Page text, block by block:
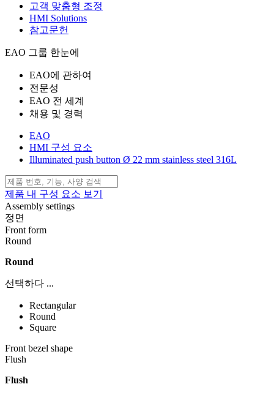
고객 맞춤형 조정
HMI Solutions
참고문헌
EAO 그룹 한눈에
EAO에 관하여
전문성
EAO 전 세계
채용 및 경력
EAO
HMI 구성 요소
Illuminated push button Ø 22 mm stainless steel 316L
제품 내 구성 요소 보기
Assembly settings
정면
Front form
Round
Round
선택하다 ...
Rectangular
Round
Square
Front bezel shape
Flush
Flush